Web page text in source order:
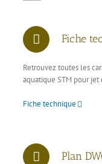
Fiche
Retrouvez toutes les
aquatique STM pour jet
Fiche technique
Plan